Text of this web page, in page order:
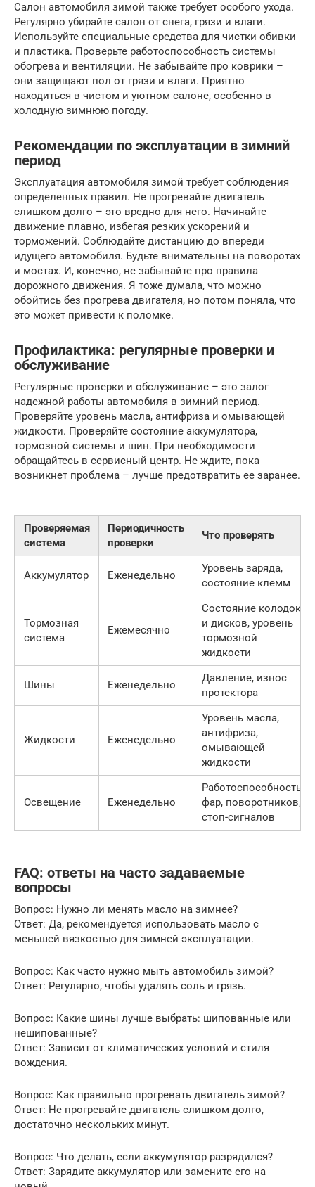
Салон автомобиля зимой также требует особого ухода.
Регулярно убирайте салон от снега, грязи и влаги.
Используйте специальные средства для чистки обивки
и пластика. Проверьте работоспособность системы
обогрева и вентиляции. Не забывайте про коврики –
они защищают пол от грязи и влаги. Приятно
находиться в чистом и уютном салоне, особенно в
холодную зимнюю погоду.
Рекомендации по эксплуатации в зимний
период
Эксплуатация автомобиля зимой требует соблюдения
определенных правил. Не прогревайте двигатель
слишком долго – это вредно для него. Начинайте
движение плавно, избегая резких ускорений и
торможений. Соблюдайте дистанцию до впереди
идущего автомобиля. Будьте внимательны на поворотах
и мостах. И, конечно, не забывайте про правила
дорожного движения. Я тоже думала, что можно
обойтись без прогрева двигателя, но потом поняла, что
это может привести к поломке.
Профилактика: регулярные проверки и
обслуживание
Регулярные проверки и обслуживание – это залог
надежной работы автомобиля в зимний период.
Проверяйте уровень масла, антифриза и омывающей
жидкости. Проверяйте состояние аккумулятора,
тормозной системы и шин. При необходимости
обращайтесь в сервисный центр. Не ждите, пока
возникнет проблема – лучше предотвратить ее заранее.
Проверяемая
система
Периодичность
проверки
Что проверять
Аккумулятор Еженедельно
Уровень заряда,
состояние клемм
Тормозная
система
Ежемесячно
Состояние колодок
и дисков, уровень
тормозной
жидкости
Шины Еженедельно
Давление, износ
протектора
Жидкости Еженедельно
Уровень масла,
антифриза,
омывающей
жидкости
Освещение Еженедельно
Работоспособность
фар, поворотников,
стоп-сигналов
FAQ: ответы на часто задаваемые
вопросы
Вопрос: Нужно ли менять масло на зимнее?
Ответ: Да, рекомендуется использовать масло с
меньшей вязкостью для зимней эксплуатации.
Вопрос: Как часто нужно мыть автомобиль зимой?
Ответ: Регулярно, чтобы удалять соль и грязь.
Вопрос: Какие шины лучше выбрать: шипованные или
нешипованные?
Ответ: Зависит от климатических условий и стиля
вождения.
Вопрос: Как правильно прогревать двигатель зимой?
Ответ: Не прогревайте двигатель слишком долго,
достаточно нескольких минут.
Вопрос: Что делать, если аккумулятор разрядился?
Ответ: Зарядите аккумулятор или замените его на